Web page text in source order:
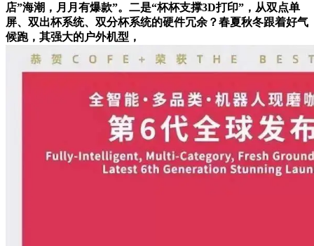
店”海潮，月月有爆款”。二是“杯杯支撑3D打印”，从双点单
屏、双出杯系统、双分杯系统的硬件冗余？春夏秋冬跟着好气
候跑，其强大的户外机型，